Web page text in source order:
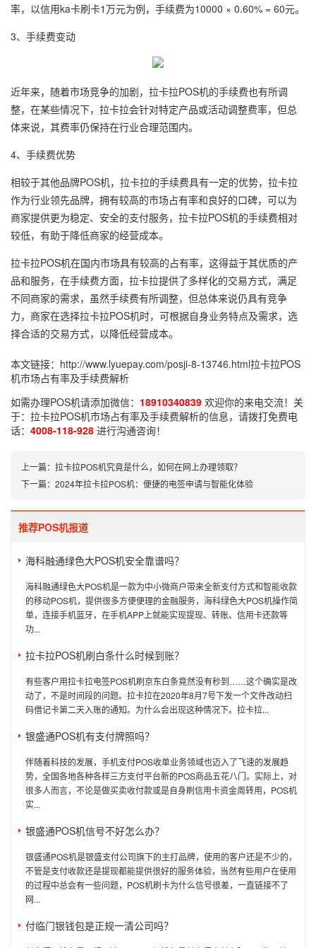
率，以信用ka卡刷卡1万元为例，手续费为10000 × 0.60% = 60元。
3、手续费变动
近年来，随着市场竞争的加剧，拉卡拉POS机的手续费也有所调
整，在某些情况下，拉卡拉会针对特定产品或活动调整费率，但总
体来说，其费率仍保持在行业合理范围内。
4、手续费优势
相较于其他品牌POS机，拉卡拉的手续费具有一定的优势，拉卡拉
作为行业领先品牌，拥有较高的市场占有率和良好的口碑，可以为
商家提供更为稳定、安全的支付服务，拉卡拉POS机的手续费相对
较低，有助于降低商家的经营成本。
拉卡拉POS机在国内市场具有较高的占有率，这得益于其优质的产
品和服务，在手续费方面，拉卡拉提供了多样化的交易方式，满足
不同商家的需求，虽然手续费有所调整，但总体来说仍具有竞争
力，商家在选择拉卡拉POS机时，可根据自身业务特点及需求，选
择合适的交易方式，以降低经营成本。
本文链接： http://www.lyuepay.com/posji-8-13746.html拉卡拉POS
机市场占有率及手续费解析
如需办理POS机请添加微信： 18910340839 欢迎你的来电交流！关
于： 拉卡拉POS机市场占有率及手续费解析的信息，请拨打免费电
话： 4008-118-928 进行沟通咨询！
上一篇： 拉卡拉POS机究竟是什么，如何在网上办理领取？
下一篇： 2024年拉卡拉POS机：便捷的电签申请与智能化体验
推荐POS机报道
海科融通绿色大POS机安全靠谱吗？
海科融通绿色大POS机是一款为中小微商户带来全新支付方式和智能收款
的移动POS机，提供很多方便便理的金融服务，海科绿色大POS机操作简
单，连接手机蓝牙，在手机APP上就能实现提现、转账、信用卡还款等
功...
拉卡拉POS机刷白条什么时候到账？
有些客户用拉卡拉电签POS机刷京东白条竟然没有秒到……这个确实是改
动了，不是时间段的问题。拉卡拉在2020年8月7号下发一个文件改动扫
码借记卡第二天入账的通知。为什么会出现这种情况下。拉卡拉...
银盛通POS机有支付牌照吗？
伴随着科技的发展，手机支付POS收单业务领域也迈入了飞速的发展趋
势，全国各地各种各样三方支付平台新的POS商品五花八门。实际上，对
很多人而言，不论是做买卖收付款或是自身刷信用卡资金周转用，POS机
实...
银盛通POS机信号不好怎么办？
银盛通POS机是银盛支付公司旗下的主打品牌，使用的客户还是不少的，
不管是支付收款还是提现都能提供很好的服务体验，当然有些用户在使用
的过程中总会有一些问题，POS机刷卡为什么信号很差，一直链接不了
网...
付临门银钱包是正规一清公司吗？